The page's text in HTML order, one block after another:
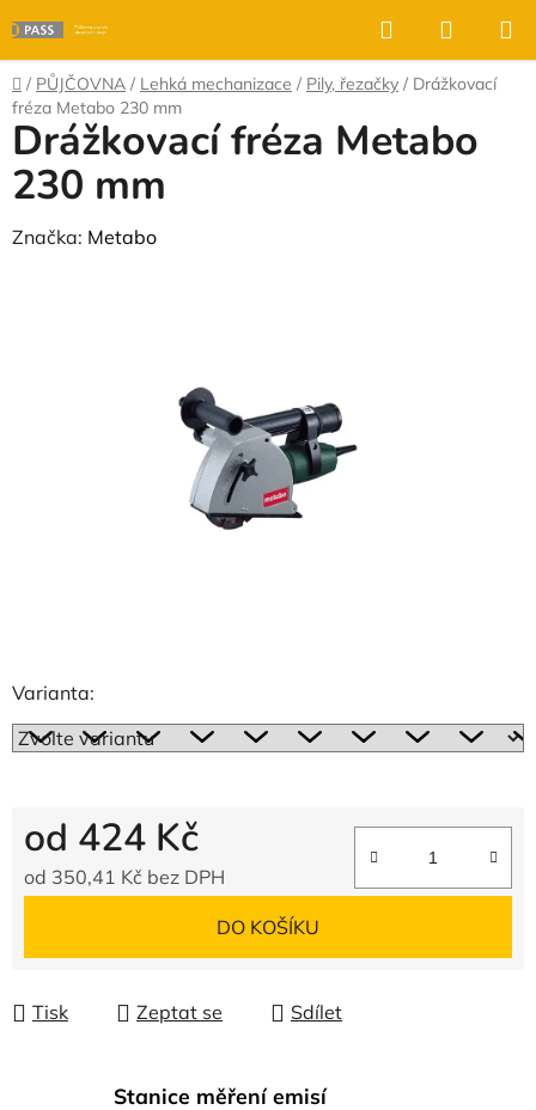
na
obsah
Hledat
KOŠÍK
Domů
/ PŮJČOVNA / Lehká mechanizace / Pily, řezačky / Drážkovací
fréza Metabo 230 mm
Varianta:
od 424 Kč
od 350,41 Kč bez DPH
DO KOŠÍKU
Tisk Zeptat se Sdílet
Drážkovací fréza Metabo
230 mm
Značka: Metabo
Stanice měření emisí